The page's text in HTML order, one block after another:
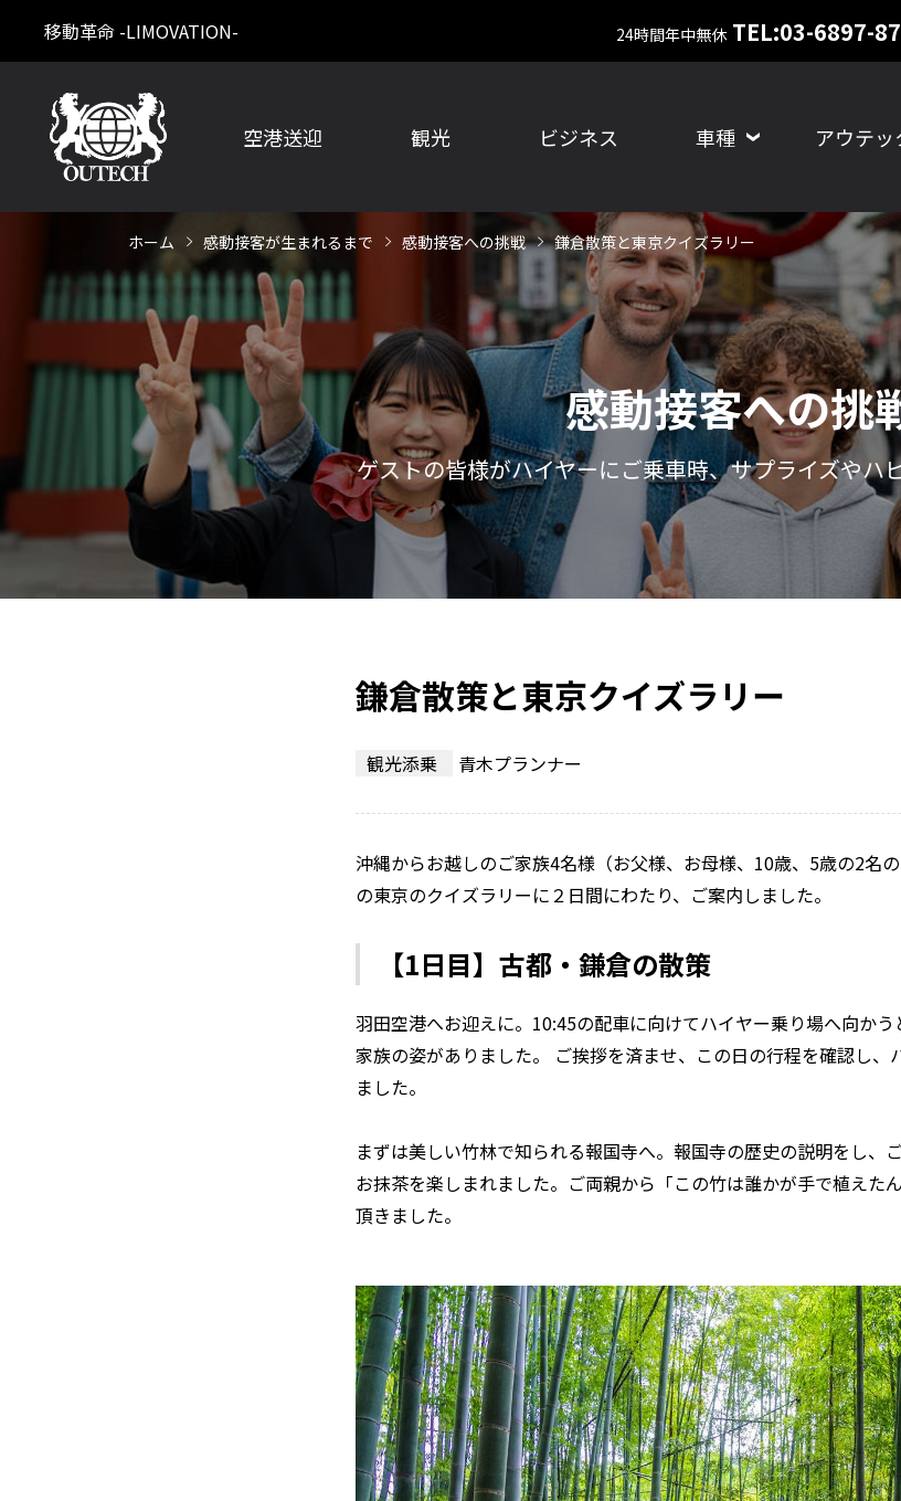
移動革命 -LIMOVATION- 24時間年中無休 TEL:03-6897-
空港送迎 観光 ビジネス 車種 アウテッ
ホーム 感動接客が生まれるまで 感動接客への挑戦 鎌倉散策と東京クイズラリー
感動接客への挑
ゲストの皆様がハイヤーにご乗車時、サプライズやハ
鎌倉散策と東京クイズラリー
観光添乗 青木プランナー
沖縄からお越しのご家族4名様（お父様、お母様、10歳、5歳の2名
の東京のクイズラリーに２日間にわたり、ご案内しました。
【1日目】古都・鎌倉の散策
羽田空港へお迎えに。10:45の配車に向けてハイヤー乗り場へ向か
家族の姿がありました。 ご挨拶を済ませ、この日の行程を確認し、
ました。
まずは美しい竹林で知られる報国寺へ。報国寺の歴史の説明をし、
お抹茶を楽しまれました。ご両親から「この竹は誰かが手で植えた
頂きました。